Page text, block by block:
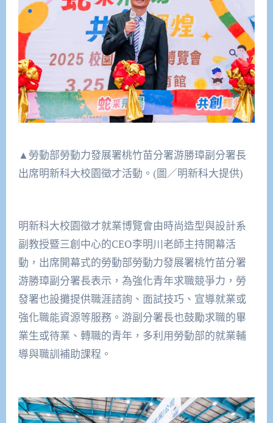
▲勞動部勞動力發展署桃竹苗分署游勝璋副分署長
出席明新科大校園徵才活動。(圖／明新科大提供)
明新科大校園徵才就業博覽會由時尚造型與設計系
副教授暨三創中心的CEO李明川老師主持開幕活
動，出席開幕式的勞動部勞動力發展署桃竹苗分署
游勝璋副分署長表示，為強化青年求職競爭力，勞
發署也設攤提供職涯諮詢、面試技巧、宣導就業或
強化職能資源等服務。游副分署長也鼓勵求職的畢
業生或待業、轉職的青年，多利用勞動部的就業輔
導與職訓補助課程。